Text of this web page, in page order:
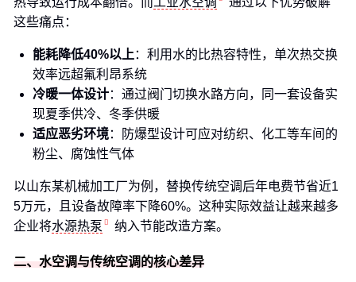
这些痛点：
能耗降低40%以上 ：利用水的比热容特性，单次热交换
效率远超氟利昂系统
冷暖一体设计：通过阀门切换水路方向，同一套设备实
现夏季供冷、冬季供暖
适应恶劣环境：防爆型设计可应对纺织、化工等车间的
粉尘、腐蚀性气体
以山东某机械加工厂为例，替换传统空调后年电费节省近1
5万元，且设备故障率下降60%。这种实际效益让越来越多
企业将水源热泵 纳入节能改造方案。
二、水空调与传统空调的核心差异